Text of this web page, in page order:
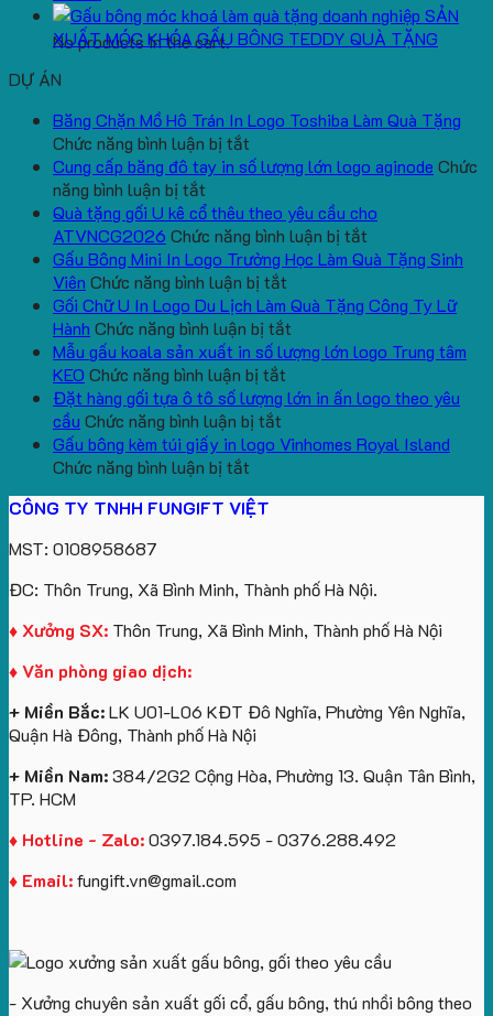
No products in the cart.
SẢN
XUẤT MÓC KHÓA GẤU BÔNG TEDDY QUÀ TẶNG
DỰ ÁN
Băng Chặn Mồ Hô Trán In Logo Toshiba Làm Quà Tặng
Chức năng bình luận bị tắt
Băng
Mồ
Hô
Trán
In
Logo
Toshiba
Làm
Quà
Tặng
Cung cấp băng đô tay in số lượng lớn logo aginode Chức
năng bình luận bị tắt
Cung
cấp
băng
đô
tay
in
số
lượng
lớn
logo
aginode
Quà tặng gối U kê cổ thêu theo yêu cầu cho
ATVNCG2026 Chức năng bình luận bị tắt
Quà
gối
kê
thêu
yêu
Gấu Bông Mini In Logo Trường Học Làm Quà Tặng Sinh
Viên Chức năng bình luận bị tắt
Gấu
Bông
Mini
Logo
Học
Gối Chữ U In Logo Du Lịch Làm Quà Tặng Công Ty Lữ
Hành Chức năng bình luận bị tắt
Gối
U
Logo
Công
Ty
Lữ
Mẫu gấu koala sản xuất in số lượng lớn logo Trung tâm
KEO Chức năng bình luận bị tắt
Mẫu
koala
lớn
logo
Trung
Đặt hàng gối tựa ô tô số lượng lớn in ấn logo theo yêu
cầu Chức năng bình luận bị tắt
Đặt
số
lượng
lớn
theo
cầu
Gấu bông kèm túi giấy in logo Vinhomes Royal Island
Chức năng bình luận bị tắt
bông
giấy
logo
CÔNG TY TNHH FUNGIFT VIỆT
MST: 0108958687
ĐC: Thôn Trung, Xã Bình Minh, Thành phố Hà Nội.
♦ Xưởng SX: Thôn Trung, Xã Bình Minh, Thành phố Hà Nội
♦ Văn phòng giao dịch:
+ Miền Bắc:LK U01-L06 KĐT Đô Nghĩa, Phường Yên Nghĩa,
Quận Hà Đông, Thành phố Hà Nội
+ Miền Nam:384/2G2 Cộng Hòa, Phường 13. Quận Tân Bình,
TP. HCM
♦ Hotline - Zalo:0397.184.595 - 0376.288.492
♦ Email:fungift.vn@gmail.com
- Xưởng chuyên sản xuất gối cổ, gấu bông, thú nhồi bông theo